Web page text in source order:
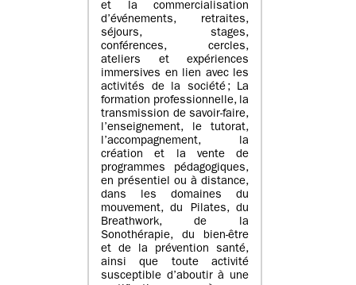
et la commercialisation
d’événements, retraites,
séjours, stages,
conférences, cercles,
ateliers et expériences
immersives en lien avec les
activités de la société ; La
formation professionnelle, la
transmission de savoir-faire,
l’enseignement, le tutorat,
l’accompagnement, la
création et la vente de
programmes pédagogiques,
en présentiel ou à distance,
dans les domaines du
mouvement, du Pilates, du
Breathwork, de la
Sonothérapie, du bien-être
et de la prévention santé,
ainsi que toute activité
susceptible d’aboutir à une